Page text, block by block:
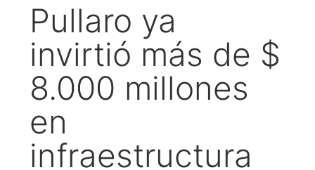
Pullaro ya
invirtió más de $
8.000 millones
en
infraestructura